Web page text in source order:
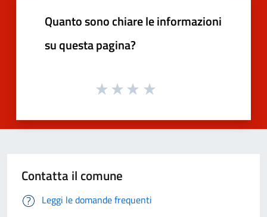
Quanto sono chiare le informazioni
su questa pagina?
Contatta il comune
Leggi le domande frequenti